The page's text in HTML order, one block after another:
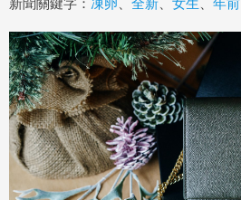
新聞關鍵字： 凍卵 全新 女生 年前